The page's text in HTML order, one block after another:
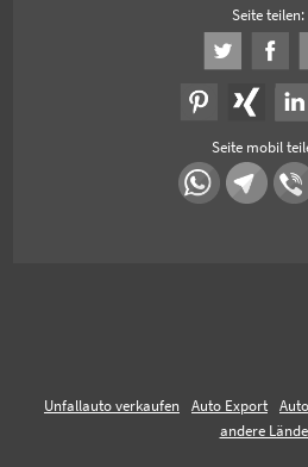
Seite teilen:
Seite mobil
Unfallauto verkaufen Auto Export
andere